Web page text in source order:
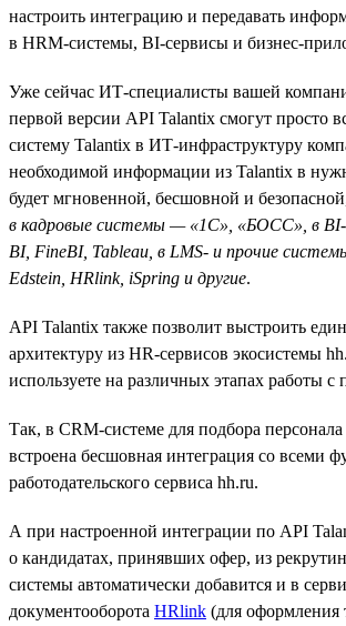
настроить интеграцию и передавать
в HRM-системы, BI-сервисы и бизнес-
Уже сейчас ИТ-специалисты вашей
первой версии API Talantix смогут просто
систему Talantix в ИТ-инфраструктуру
необходимой информации из Talantix в
будет мгновенной, бесшовной и
в кадровые системы — «1С», «БОСС», в
BI, FineBI, Tableau, в LMS- и прочие
Edstein, HRlink, iSpring и другие.
API Talantix также позволит выстроить
архитектуру из HR-сервисов экосистемы
используете на различных этапах работы с
Так, в CRM-системе для подбора
встроена бесшовная интеграция со всеми
работодательского сервиса hh.ru.
А при настроенной интеграции по API
о кандидатах, принявших офер, из
системы автоматически добавится и в
документооборота HRlink (для оформления